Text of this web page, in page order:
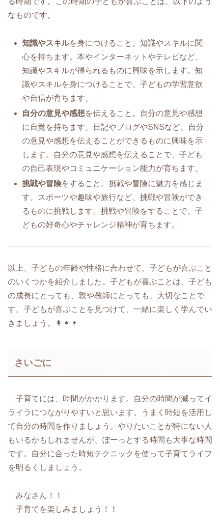
なものです。
知識やスキルを身につけること。知識やスキルに関
心を持ちます。本やインターネットやテレビなど、
知識やスキルが得られるものに興味を示します。知
識やスキルを身につけることで、子どもの学習意欲
や自信が育ちます。
自分の意見や感想を伝えること。自分の意見や感想
に自覚を持ちます。日記やブログやSNSなど、自分
の意見や感想を伝えることができるものに興味を示
します。自分の意見や感想を伝えることで、子ども
の自己表現やコミュニケーション能力が育ちます。
挑戦や冒険をすること。挑戦や冒険に魅力を感じま
す。スポーツや趣味や旅行など、挑戦や冒険ができ
るものに挑戦します。挑戦や冒険をすることで、子
どもの好奇心やチャレンジ精神が育ちます。
以上、子どもの年齢や性格に合わせて、子どもが喜ぶこと
のいくつかを紹介しました。子どもが喜ぶことは、子ども
の成長にとっても、親や教師にとっても、大切なことで
す。子どもが喜ぶことを見つけて、一緒に楽しく学んでい
きましょう。👩‍👧‍👦
さいごに
子育てには、時間がかかります。自分の時間が減ってイ
ライラにつながりやすいと思います。うまく時短を活用し
て自分の時間を作りましょう。やりたいことが特にない人
もいるかもしれませんが、ぼーっとする時間も大事な時間
です。自分に合った時短テクニックを使って子育てライフ
を明るくしましょう。
みなさん！！
子育てを楽しみましょう！！